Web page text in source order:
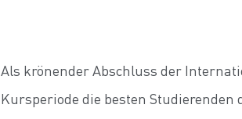
Als krönender Abschluss der
Kursperiode die besten Studierenden